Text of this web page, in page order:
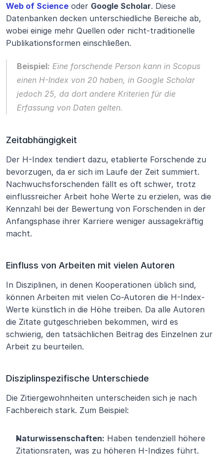
Web of Science oder Google Scholar. Diese
Datenbanken decken unterschiedliche Bereiche ab,
wobei einige mehr Quellen oder nicht-traditionelle
Publikationsformen einschließen.
Beispiel: Eine forschende Person kann in Scopus
einen H-Index von 20 haben, in Google Scholar
jedoch 25, da dort andere Kriterien für die
Erfassung von Daten gelten.
Zeitabhängigkeit
Der H-Index tendiert dazu, etablierte Forschende zu
bevorzugen, da er sich im Laufe der Zeit summiert.
Nachwuchsforschenden fällt es oft schwer, trotz
einflussreicher Arbeit hohe Werte zu erzielen, was die
Kennzahl bei der Bewertung von Forschenden in der
Anfangsphase ihrer Karriere weniger aussagekräftig
macht.
Einfluss von Arbeiten mit vielen Autoren
In Disziplinen, in denen Kooperationen üblich sind,
können Arbeiten mit vielen Co-Autoren die H-Index-
Werte künstlich in die Höhe treiben. Da alle Autoren
die Zitate gutgeschrieben bekommen, wird es
schwierig, den tatsächlichen Beitrag des Einzelnen zur
Arbeit zu beurteilen.
Disziplinspezifische Unterschiede
Die Zitiergewohnheiten unterscheiden sich je nach
Fachbereich stark. Zum Beispiel:
Naturwissenschaften: Haben tendenziell höhere
Zitationsraten, was zu höheren H-Indizes führt.